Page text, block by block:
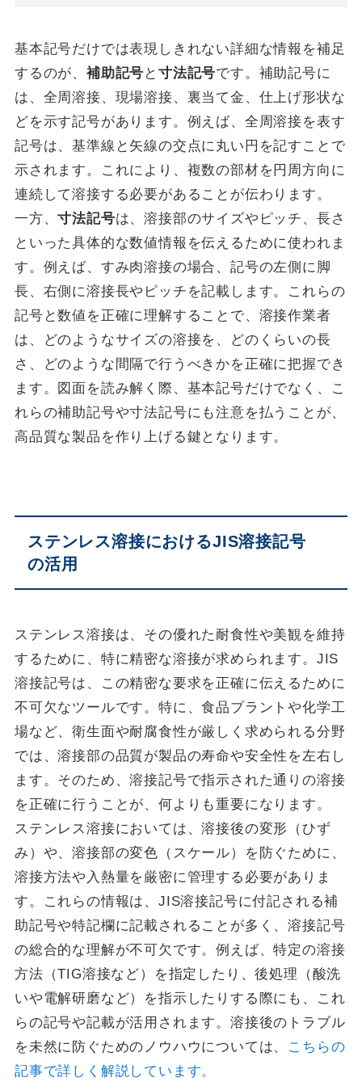
基本記号だけでは表現しきれない詳細な情報を補足
するのが、 補助記号 と 寸法記号です。補助記号に
は、全周溶接、現場溶接、裏当て金、仕上げ形状な
どを示す記号があります。例えば、全周溶接を表す
記号は、基準線と矢線の交点に丸い円を記すことで
示されます。これにより、複数の部材を円周方向に
連続して溶接する必要があることが伝わります。
一方、寸法記号は、溶接部のサイズやピッチ、長さ
といった具体的な数値情報を伝えるために使われま
す。例えば、すみ肉溶接の場合、記号の左側に脚
長、右側に溶接長やピッチを記載します。これらの
記号と数値を正確に理解することで、溶接作業者
は、どのようなサイズの溶接を、どのくらいの長
さ、どのような間隔で行うべきかを正確に把握でき
ます。図面を読み解く際、基本記号だけでなく、こ
れらの補助記号や寸法記号にも注意を払うことが、
高品質な製品を作り上げる鍵となります。
ステンレス溶接におけるJIS溶接記号
の活用
ステンレス溶接は、その優れた耐食性や美観を維持
するために、特に精密な溶接が求められます。JIS
溶接記号は、この精密な要求を正確に伝えるために
不可欠なツールです。特に、食品プラントや化学工
場など、衛生面や耐腐食性が厳しく求められる分野
では、溶接部の品質が製品の寿命や安全性を左右し
ます。そのため、溶接記号で指示された通りの溶接
を正確に行うことが、何よりも重要になります。
ステンレス溶接においては、溶接後の変形（ひず
み）や、溶接部の変色（スケール）を防ぐために、
溶接方法や入熱量を厳密に管理する必要がありま
す。これらの情報は、JIS溶接記号に付記される補
助記号や特記欄に記載されることが多く、溶接記号
の総合的な理解が不可欠です。例えば、特定の溶接
方法（TIG溶接など）を指定したり、後処理（酸洗
いや電解研磨など）を指示したりする際にも、これ
らの記号や記載が活用されます。溶接後のトラブル
を未然に防ぐためのノウハウについては、 こちらの
記事で詳しく解説しています。